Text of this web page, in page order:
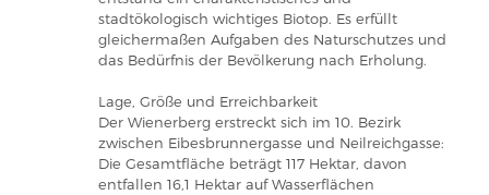
stadtökologisch wichtiges Biotop. Es erfüllt
gleichermaßen Aufgaben des Naturschutzes und
das Bedürfnis der Bevölkerung nach Erholung.
Lage, Größe und Erreichbarkeit
Der Wienerberg erstreckt sich im 10. Bezirk
zwischen Eibesbrunnergasse und Neilreichgasse:
Die Gesamtfläche beträgt 117 Hektar, davon
entfallen 16,1 Hektar auf Wasserflächen